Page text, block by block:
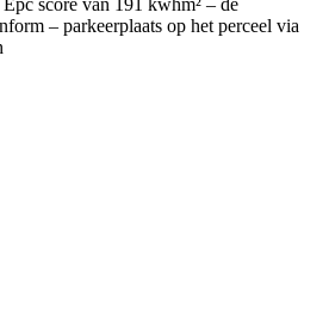
score van 191 kwhm² – de
– parkeerplaats op het perceel via